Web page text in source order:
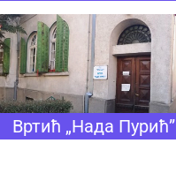
Вртић „Нада Пурић”